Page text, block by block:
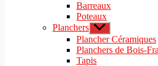
Barreaux
Poteaux
Planchers Afficher
le
sous-
menu
Plancher Céramiques
Planchers de Bois-
Tapis